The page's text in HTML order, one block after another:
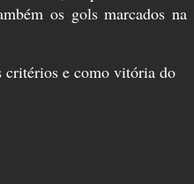
os gols marcados na
critérios e como vitória do